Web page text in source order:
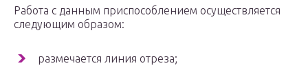
Работа с данным приспособлением осуществляется
следующим образом:
размечается линия отреза;